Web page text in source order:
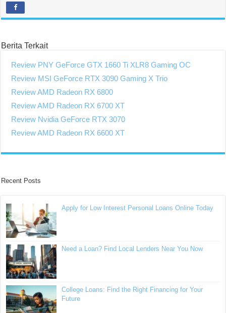
Berita Terkait
Review PNY GeForce GTX 1660 Ti XLR8 Gaming OC
Review MSI GeForce RTX 3090 Gaming X Trio
Review AMD Radeon RX 6800
Review AMD Radeon RX 6700 XT
Review Nvidia GeForce RTX 3070
Review AMD Radeon RX 6600 XT
Recent Posts
Apply for Low Interest Personal Loans Online Today
Need a Loan? Find Local Lenders Near You Now
College Loans: Find the Right Financing for Your
Future